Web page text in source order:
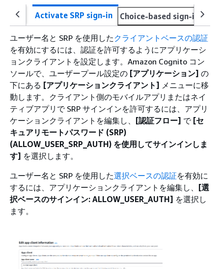
Activate SRP sign-in Choice-based sign-in with
ユーザー名と SRP を使用した クライアントベースの認証
を有効にするには、認証を許可するようにアプリケーシ
ョンクライアントを設定します。Amazon Cognito コン
ソールで、ユーザープール設定の [アプリケーション] の
下にある [アプリケーションクライアント] メニューに移
動します。クライアント側のモバイルアプリまたはネイ
ティブアプリで SRP サインインを許可するには、アプリ
ケーションクライアントを編集し、
[認証フロー] で [セ
キュアリモートパスワード (SRP)
(ALLOW_USER_SRP_AUTH) を使用してサインインしま
す] を選択します。
ユーザー名と SRP を使用した選択ベースの認証を有効に
するには、アプリケーションクライアントを編集し、
[選
択ベースのサインイン: ALLOW_USER_AUTH] を選択し
ます。